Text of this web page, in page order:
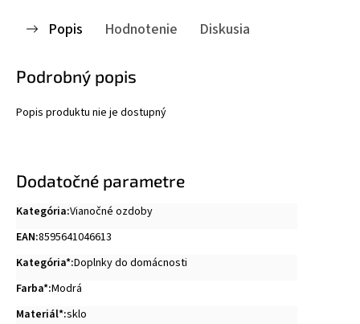
Popis Hodnotenie Diskusia
Podrobný popis
Popis produktu nie je dostupný
Dodatočné parametre
Kategória:Vianočné ozdoby
EAN:8595641046613
Kategória*:Doplnky do domácnosti
Farba*:Modrá
Materiál*:sklo